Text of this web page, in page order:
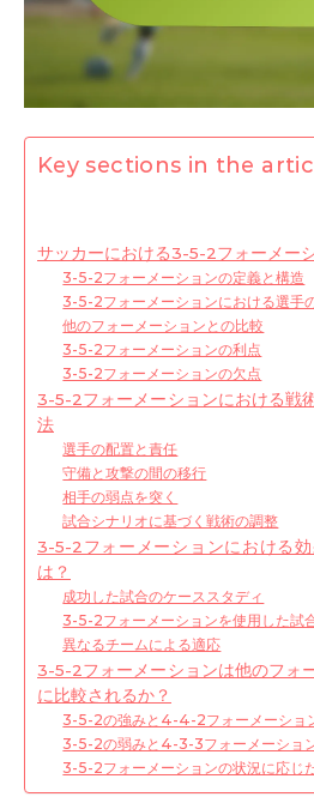
Key sections in the
サッカーにおける3-5-2フォーメー
3-5-2フォーメーションの定義と構造
3-5-2フォーメーションにおける選手
他のフォーメーションとの比較
3-5-2フォーメーションの利点
3-5-2フォーメーションの欠点
3-5-2フォーメーションにおける戦
法
選手の配置と責任
守備と攻撃の間の移行
相手の弱点を突く
試合シナリオに基づく戦術の調整
3-5-2フォーメーションにおける
は？
成功した試合のケーススタディ
3-5-2フォーメーションを使用した試
異なるチームによる適応
3-5-2フォーメーションは他のフォ
に比較されるか？
3-5-2の強みと4-4-2フォーメーショ
3-5-2の弱みと4-3-3フォーメーショ
3-5-2フォーメーションの状況に応じ